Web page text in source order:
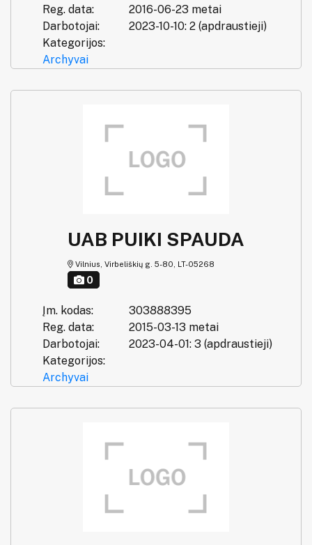
Reg. data:
2016-06-23 metai
Darbotojai:
2023-10-10: 2 (apdraustieji)
Kategorijos:
Archyvai
UAB PUIKI SPAUDA
Vilnius, Virbeliškių g. 5-80, LT-05268
0
Įm. kodas:
303888395
Reg. data:
2015-03-13 metai
Darbotojai:
2023-04-01: 3 (apdraustieji)
Kategorijos:
Archyvai